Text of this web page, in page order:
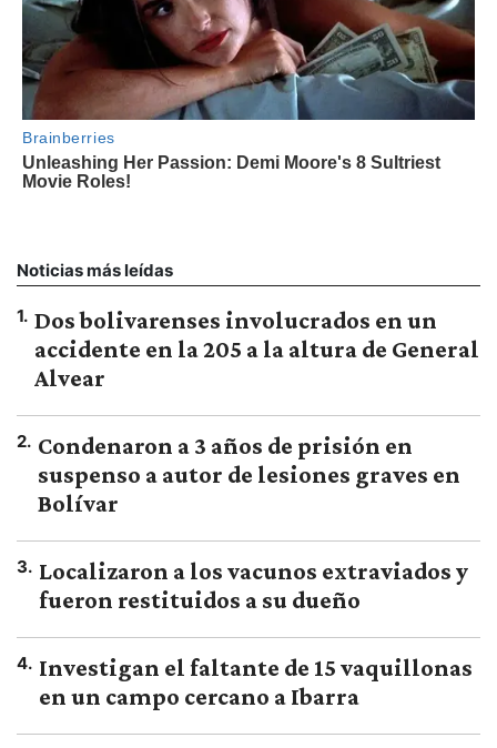
Noticias más leídas
1. Dos bolivarenses involucrados en un
accidente en la 205 a la altura de General
Alvear
2. Condenaron a 3 años de prisión en
suspenso a autor de lesiones graves en
Bolívar
3. Localizaron a los vacunos extraviados y
fueron restituidos a su dueño
4. Investigan el faltante de 15 vaquillonas
en un campo cercano a Ibarra